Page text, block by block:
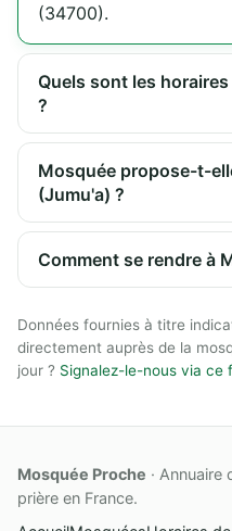
(34700).
Quels sont les
?
Mosquée propose-t-
(Jumu'a) ?
Comment se rendre à
Données fournies à titre
directement auprès de la
jour ? Signalez-le-nous via ce
Mosquée Proche ·
prière en France.